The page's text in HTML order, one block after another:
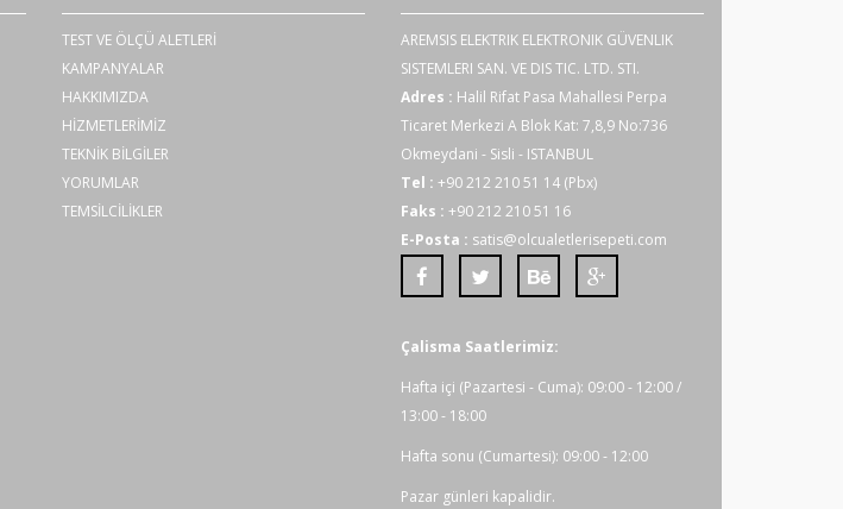
TEST VE ÖLÇÜ ALETLERİ
KAMPANYALAR
HAKKIMIZDA
HİZMETLERİMİZ
TEKNİK BİLGİLER
YORUMLAR
TEMSİLCİLİKLER
AREMSIS ELEKTRIK ELEKTRONIK GÜVENLIK
SISTEMLERI SAN. VE DIS TIC. LTD. STI.
Adres : Halil Rifat Pasa Mahallesi Perpa
Ticaret Merkezi A Blok Kat: 7,8,9 No:736
Okmeydani - Sisli - ISTANBUL
Tel : +90 212 210 51 14 (Pbx)
Faks : +90 212 210 51 16
E-Posta : satis@olcualetlerisepeti.com
Çalisma Saatlerimiz:
Hafta içi (Pazartesi - Cuma): 09:00 - 12:00 /
13:00 - 18:00
Hafta sonu (Cumartesi): 09:00 - 12:00
Pazar günleri kapalidir.